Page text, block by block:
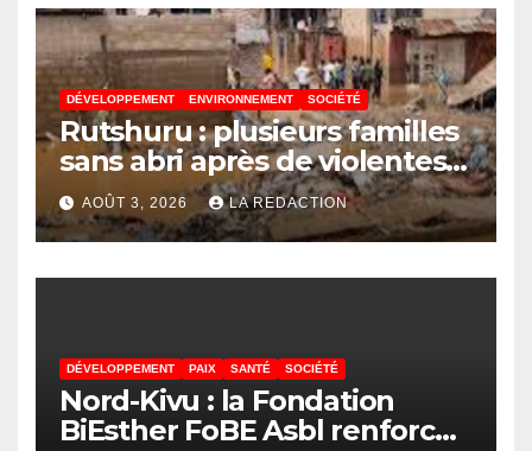
DÉVELOPPEMENT ENVIRONNEMENT SOCIÉTÉ
Rutshuru : plusieurs familles
sans abri après de violentes
intempéries à Vitshumbi
AOÛT 3, 2026 LA REDACTION
DÉVELOPPEMENT PAIX SANTÉ SOCIÉTÉ
Nord-Kivu : la Fondation
BiEsther FoBE Asbl renforce